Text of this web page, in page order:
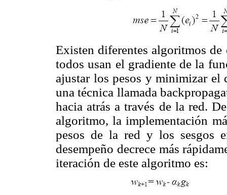
Existen diferentes algoritmos de
todos usan el gradiente de la
ajustar los pesos y minimizar el
una técnica llamada
hacia atrás a través de la red.
algoritmo, la implementación
pesos de la red y los sesgos
desempeño decrece más
iteración de este algoritmo es: